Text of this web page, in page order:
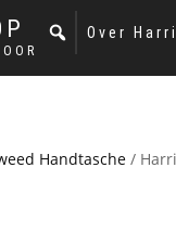
Over
Handtasche /